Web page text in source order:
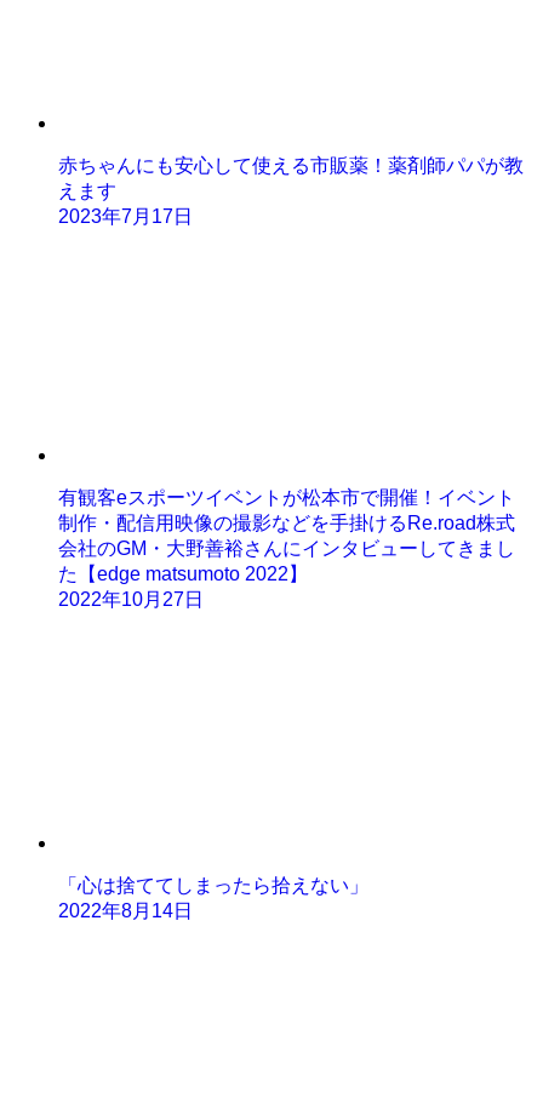
赤ちゃんにも安心して使える市販薬！薬剤師パパが教
えます
2023年7月17日
有観客eスポーツイベントが松本市で開催！イベント
制作・配信用映像の撮影などを手掛けるRe.road株式
会社のGM・大野善裕さんにインタビューしてきまし
た【edge matsumoto 2022】
2022年10月27日
「心は捨ててしまったら拾えない」
2022年8月14日